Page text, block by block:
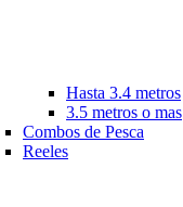
Hasta 3.4 metros
3.5 metros o mas
Combos de Pesca
Reeles